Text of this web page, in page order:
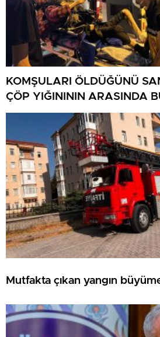
KOMŞULARI ÖLDÜĞÜNÜ
ÇÖP YIĞINININ ARASINDA
Mutfakta çıkan yangın